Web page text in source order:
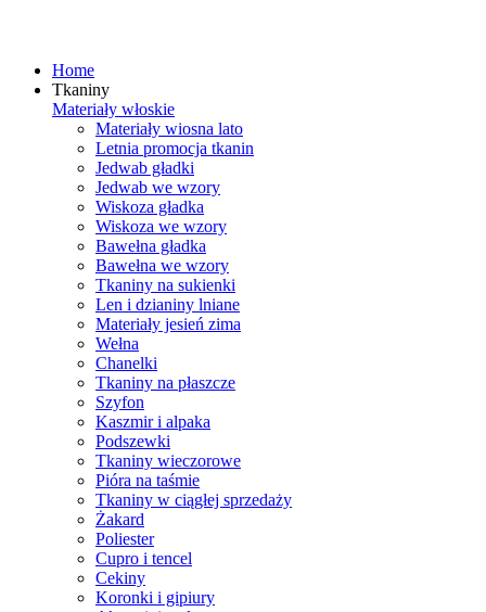
Home
Tkaniny
Materiały włoskie
Materiały wiosna lato
Letnia promocja tkanin
Jedwab gładki
Jedwab we wzory
Wiskoza gładka
Wiskoza we wzory
Bawełna gładka
Bawełna we wzory
Tkaniny na sukienki
Len i dzianiny lniane
Materiały jesień zima
Wełna
Chanelki
Tkaniny na płaszcze
Szyfon
Kaszmir i alpaka
Podszewki
Tkaniny wieczorowe
Pióra na taśmie
Tkaniny w ciągłej sprzedaży
Żakard
Poliester
Cupro i tencel
Cekiny
Koronki i gipiury